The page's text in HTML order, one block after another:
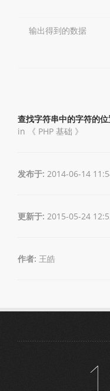
输出得到的数据
查找字符串中的字符的
in 《 PHP 基础 》
发布于: 2014-06-14
更新于: 2015-05-24
作者: 王皓